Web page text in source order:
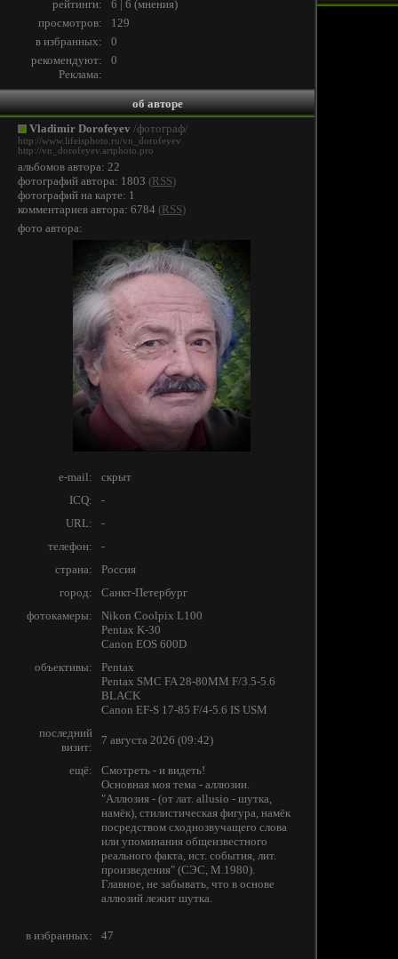
рейтинги: 6 | 6 (мнения)
просмотров:
129
в избранных:
0
рекомендуют:
0
Реклама:
об авторе
Vladimir Dorofeyev /фотограф/
http://www.lifeisphoto.ru/vn_dorofeyev
http://vn_dorofeyev.artphoto.pro
альбомов автора: 22
фотографий автора: 1803 (RSS)
фотографий на карте: 1
комментариев автора: 6784 (RSS)
фото автора:
e-mail:
скрыт
ICQ:
-
URL:
-
телефон:
-
страна:
Россия
город:
Санкт-Петербург
фотокамеры:
Nikon Coolpix L100
Pentax K-30
Canon EOS 600D
объективы:
Pentax
Pentax SMC FA 28-80MM F/3.5-5.6
BLACK
Canon EF-S 17-85 F/4-5.6 IS USM
последний
визит:
7 августа 2026 (09:42)
ещё:
Смотреть - и видеть!
Основная моя тема - аллюзии.
"Аллюзия - (от лат. allusio - шутка,
намёк), стилистическая фигура, намёк
посредством сходнозвучащего слова
или упоминания общеизвестного
реального факта, ист. события, лит.
произведения" (СЭС, М.1980).
Главное, не забывать, что в основе
аллюзий лежит шутка.
в избранных: 47